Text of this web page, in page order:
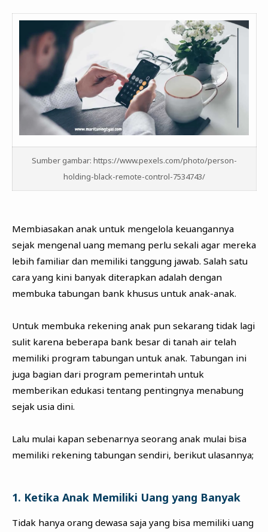
Sumber gambar: https://www.pexels.com/photo/person-
holding-black-remote-control-7534743/
Membiasakan anak untuk mengelola keuangannya
sejak mengenal uang memang perlu sekali agar mereka
lebih familiar dan memiliki tanggung jawab. Salah satu
cara yang kini banyak diterapkan adalah dengan
membuka tabungan bank khusus untuk anak-anak.
Untuk membuka rekening anak pun sekarang tidak lagi
sulit karena beberapa bank besar di tanah air telah
memiliki program tabungan untuk anak. Tabungan ini
juga bagian dari program pemerintah untuk
memberikan edukasi tentang pentingnya menabung
sejak usia dini.
Lalu mulai kapan sebenarnya seorang anak mulai bisa
memiliki rekening tabungan sendiri, berikut ulasannya;
1. Ketika Anak Memiliki Uang yang Banyak
Tidak hanya orang dewasa saja yang bisa memiliki uang